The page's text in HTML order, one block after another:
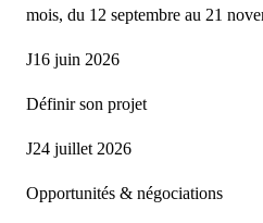
mois, du 12 septembre au 21
J16 juin 2026
Définir son projet
J24 juillet 2026
Opportunités & négociations